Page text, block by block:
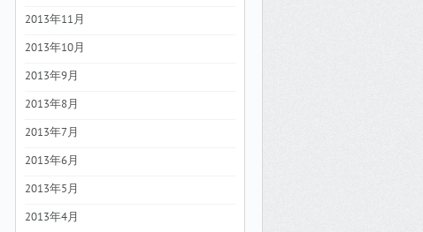
2013年11月
2013年10月
2013年9月
2013年8月
2013年7月
2013年6月
2013年5月
2013年4月